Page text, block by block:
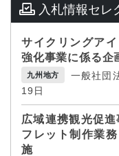
入札情報セレ
サイクリングア
強化事業に係る企
九州地方
一般社団
19日
広域連携観光促
フレット制作業
施